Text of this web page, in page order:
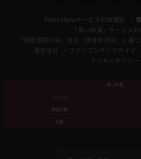
Pearl Abyssサービス利用規約
「黒い砂漠」サービス
「特定商取引法」及び「資金決済法」に基
運営会社
ファンコンテンツガイド
クッキーポリシー
黒い砂漠
ジャンル
課金形態
対象